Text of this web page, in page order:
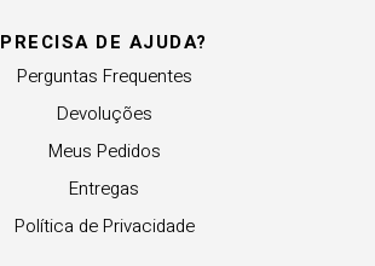
PRECISA DE AJUDA?
Perguntas Frequentes
Devoluções
Meus Pedidos
Entregas
Política de Privacidade